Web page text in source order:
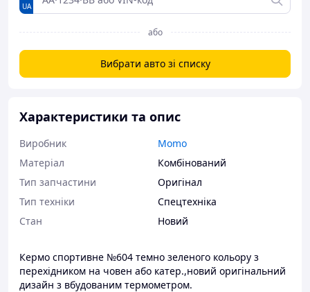
UA
або
Вибрати авто зі списку
Характеристики та опис
Виробник
Momo
Матеріал
Комбінований
Тип запчастини
Оригінал
Тип техніки
Спецтехніка
Стан
Новий
Кермо спортивне №604 темно зеленого кольору з
перехідником на човен або катер.,новий оригінальний
дизайн з вбудованим термометром.